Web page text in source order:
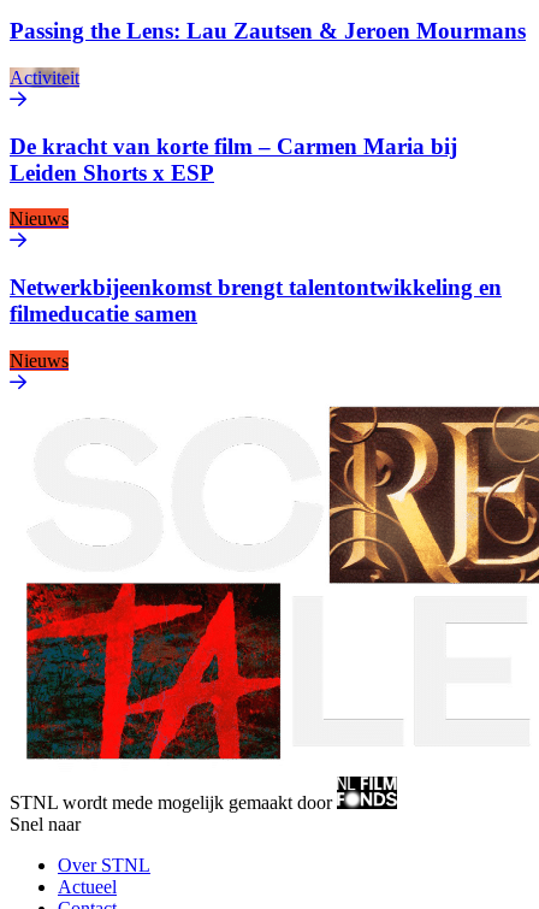
Passing the Lens: Lau Zautsen & Jeroen Mourmans
Activiteit
De kracht van korte film – Carmen Maria bij
Leiden Shorts x ESP
Nieuws
Netwerkbijeenkomst brengt talentontwikkeling en
filmeducatie samen
Nieuws
STNL wordt mede mogelijk gemaakt door
Snel naar
Over STNL
Actueel